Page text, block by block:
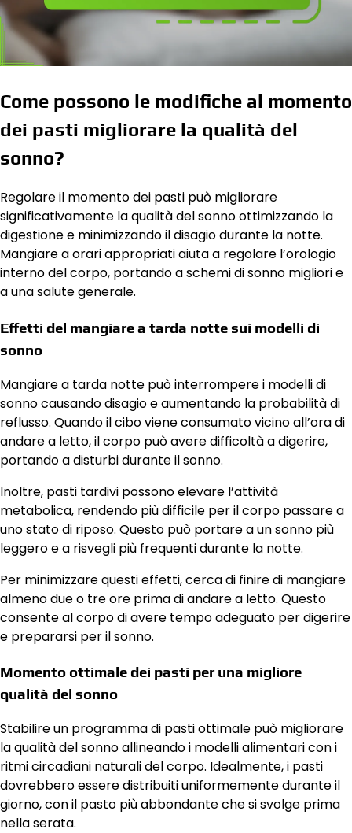
Come possono le modifiche al momento
dei pasti migliorare la qualità del
sonno?
Regolare il momento dei pasti può migliorare
significativamente la qualità del sonno ottimizzando la
digestione e minimizzando il disagio durante la notte.
Mangiare a orari appropriati aiuta a regolare l’orologio
interno del corpo, portando a schemi di sonno migliori e
a una salute generale.
Effetti del mangiare a tarda notte sui modelli di
sonno
Mangiare a tarda notte può interrompere i modelli di
sonno causando disagio e aumentando la probabilità di
reflusso. Quando il cibo viene consumato vicino all’ora di
andare a letto, il corpo può avere difficoltà a digerire,
portando a disturbi durante il sonno.
Inoltre, pasti tardivi possono elevare l’attività
metabolica, rendendo più difficile per ilcorpo passare a
uno stato di riposo. Questo può portare a un sonno più
leggero e a risvegli più frequenti durante la notte.
Per minimizzare questi effetti, cerca di finire di mangiare
almeno due o tre ore prima di andare a letto. Questo
consente al corpo di avere tempo adeguato per digerire
e prepararsi per il sonno.
Momento ottimale dei pasti per una migliore
qualità del sonno
Stabilire un programma di pasti ottimale può migliorare
la qualità del sonno allineando i modelli alimentari con i
ritmi circadiani naturali del corpo. Idealmente, i pasti
dovrebbero essere distribuiti uniformemente durante il
giorno, con il pasto più abbondante che si svolge prima
nella serata.